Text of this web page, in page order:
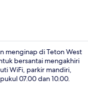
menginap di Teton West
bersantai mengakhiri
WiFi, parkir mandiri,
07.00 dan 10.00.